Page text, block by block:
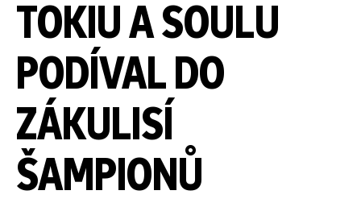
TOKIU A SOULU
PODÍVAL DO
ZÁKULISÍ
ŠAMPIONŮ